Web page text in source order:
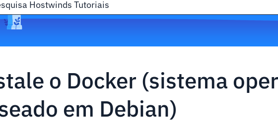
o Docker (sistema
em Debian)